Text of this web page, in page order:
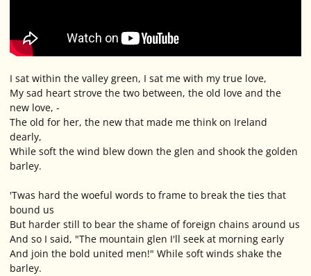
I sat within the valley green, I sat me with my true love,
My sad heart strove the two between, the old love and the
new love, -
The old for her, the new that made me think on Ireland
dearly,
While soft the wind blew down the glen and shook the golden
barley.
'Twas hard the woeful words to frame to break the ties that
bound us
But harder still to bear the shame of foreign chains around us
And so I said, "The mountain glen I'll seek at morning early
And join the bold united men!" While soft winds shake the
barley.